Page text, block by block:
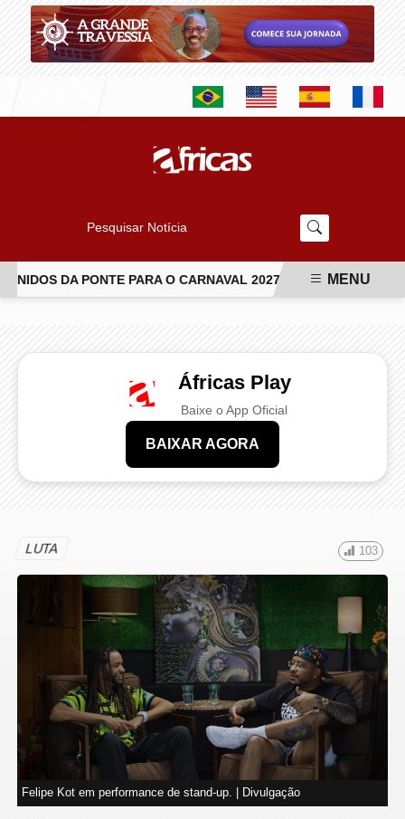
Pesquisar Notícia
DA PONTE PARA O CARNAVAL 2027 JIU-JÍTSU
MENU
Áfricas Play
Baixe o App Oficial
BAIXAR AGORA
LUTA 103
Felipe Kot em performance de stand-up. | Divulgação